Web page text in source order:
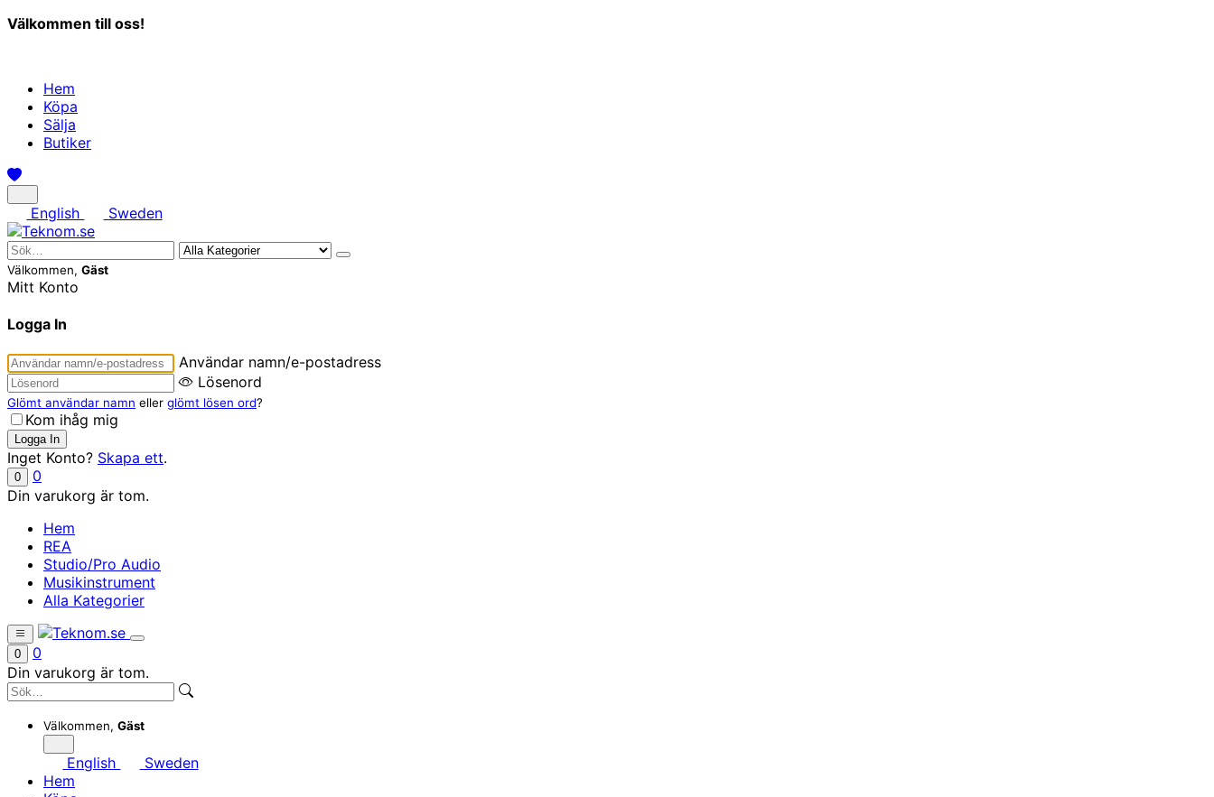
Välkommen till oss!
Hem
Köpa
Sälja
Butiker
English Sweden
Välkommen, Gäst
Mitt Konto
Logga In
Användar namn/e-postadress
Lösenord
Glömt användar namn eller glömt lösen ord?
Kom ihåg mig
Inget Konto? Skapa ett.
0
0
Din varukorg är tom.
Hem
REA
Studio/Pro Audio
Musikinstrument
Alla Kategorier
0
0
Din varukorg är tom.
Välkommen, Gäst
English
Sweden
Hem